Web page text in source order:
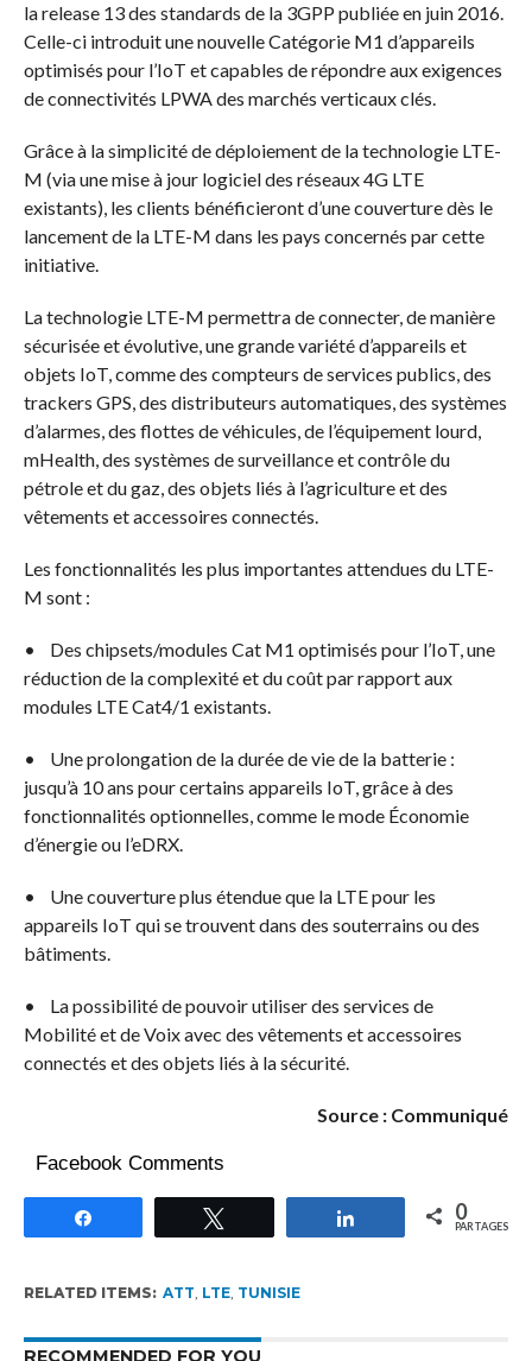
la release 13 des standards de la 3GPP publiée en juin 2016.
Celle-ci introduit une nouvelle Catégorie M1 d’appareils
optimisés pour l’IoT et capables de répondre aux exigences
de connectivités LPWA des marchés verticaux clés.
Grâce à la simplicité de déploiement de la technologie LTE-
M (via une mise à jour logiciel des réseaux 4G LTE
existants), les clients bénéficieront d’une couverture dès le
lancement de la LTE-M dans les pays concernés par cette
initiative.
La technologie LTE-M permettra de connecter, de manière
sécurisée et évolutive, une grande variété d’appareils et
objets IoT, comme des compteurs de services publics, des
trackers GPS, des distributeurs automatiques, des systèmes
d’alarmes, des flottes de véhicules, de l’équipement lourd,
mHealth, des systèmes de surveillance et contrôle du
pétrole et du gaz, des objets liés à l’agriculture et des
vêtements et accessoires connectés.
Les fonctionnalités les plus importantes attendues du LTE-
M sont :
• Des chipsets/modules Cat M1 optimisés pour l’IoT, une
réduction de la complexité et du coût par rapport aux
modules LTE Cat4/1 existants.
• Une prolongation de la durée de vie de la batterie :
jusqu’à 10 ans pour certains appareils IoT, grâce à des
fonctionnalités optionnelles, comme le mode Économie
d’énergie ou l’eDRX.
• Une couverture plus étendue que la LTE pour les
appareils IoT qui se trouvent dans des souterrains ou des
bâtiments.
• La possibilité de pouvoir utiliser des services de
Mobilité et de Voix avec des vêtements et accessoires
connectés et des objets liés à la sécurité.
Source : Communiqué
Facebook Comments
Partagez 0
PARTAGES
RELATED ITEMS: ATT, LTE, TUNISIE
RECOMMENDED FOR YOU